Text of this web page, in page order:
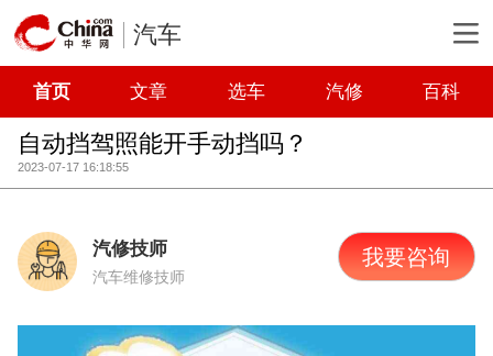
汽车
首页 文章 选车 汽修 百科
自动挡驾照能开手动挡吗？
2023-07-17 16:18:55
汽修技师
汽车维修技师
我要咨询